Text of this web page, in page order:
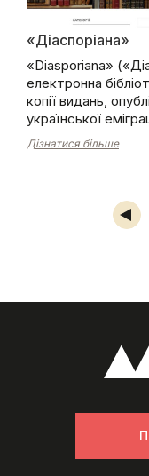
«Діаспоріана»
«Diasporiana»
електронна
копії видань,
української
Дізнатися більше